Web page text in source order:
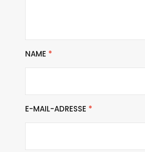
NAME *
E-MAIL-ADRESSE *